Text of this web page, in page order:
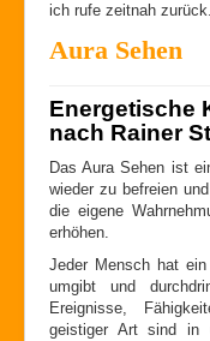
ich rufe zeitnah zurück.
Aura Sehen
Energetische
nach Rainer
Das Aura Sehen ist
wieder zu befreien
die eigene
erhöhen.
Jeder Mensch hat
umgibt und
Ereignisse,
geistiger Art sind in